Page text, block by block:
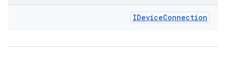
IDeviceConnection